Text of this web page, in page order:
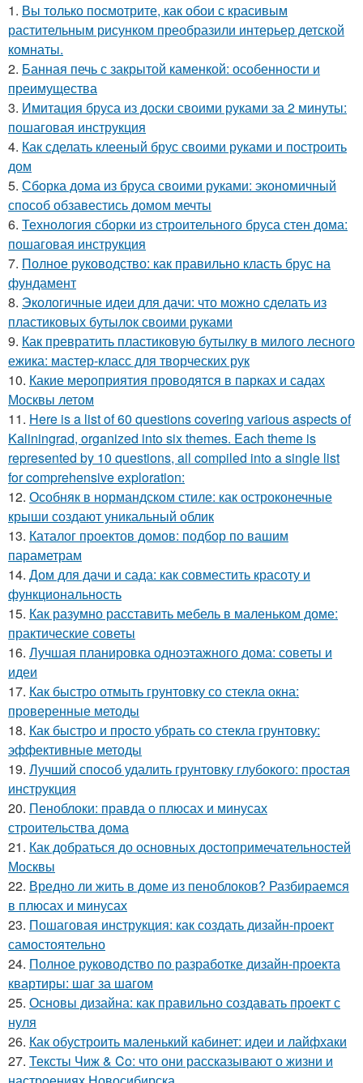
1. Вы только посмотрите, как обои с красивым
растительным рисунком преобразили интерьер детской
комнаты.
2. Банная печь с закрытой каменкой: особенности и
преимущества
3. Имитация бруса из доски своими руками за 2 минуты:
пошаговая инструкция
4. Как сделать клееный брус своими руками и построить
дом
5. Сборка дома из бруса своими руками: экономичный
способ обзавестись домом мечты
6. Технология сборки из строительного бруса стен дома:
пошаговая инструкция
7. Полное руководство: как правильно класть брус на
фундамент
8. Экологичные идеи для дачи: что можно сделать из
пластиковых бутылок своими руками
9. Как превратить пластиковую бутылку в милого лесного
ежика: мастер-класс для творческих рук
10. Какие мероприятия проводятся в парках и садах
Москвы летом
11. Here is a list of 60 questions covering various aspects of
Kaliningrad, organized into six themes. Each theme is
represented by 10 questions, all compiled into a single list
for comprehensive exploration:
12. Особняк в нормандском стиле: как остроконечные
крыши создают уникальный облик
13. Каталог проектов домов: подбор по вашим
параметрам
14. Дом для дачи и сада: как совместить красоту и
функциональность
15. Как разумно расставить мебель в маленьком доме:
практические советы
16. Лучшая планировка одноэтажного дома: советы и
идеи
17. Как быстро отмыть грунтовку со стекла окна:
проверенные методы
18. Как быстро и просто убрать со стекла грунтовку:
эффективные методы
19. Лучший способ удалить грунтовку глубокого: простая
инструкция
20. Пеноблоки: правда о плюсах и минусах
строительства дома
21. Как добраться до основных достопримечательностей
Москвы
22. Вредно ли жить в доме из пеноблоков? Разбираемся
в плюсах и минусах
23. Пошаговая инструкция: как создать дизайн-проект
самостоятельно
24. Полное руководство по разработке дизайн-проекта
квартиры: шаг за шагом
25. Основы дизайна: как правильно создавать проект с
нуля
26. Как обустроить маленький кабинет: идеи и лайфхаки
27. Тексты Чиж & Co: что они рассказывают о жизни и